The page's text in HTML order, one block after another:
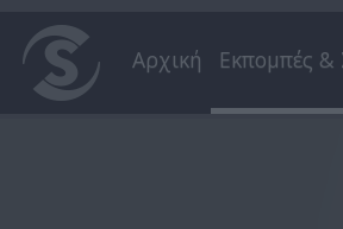
Αρχική Εκπομπές &